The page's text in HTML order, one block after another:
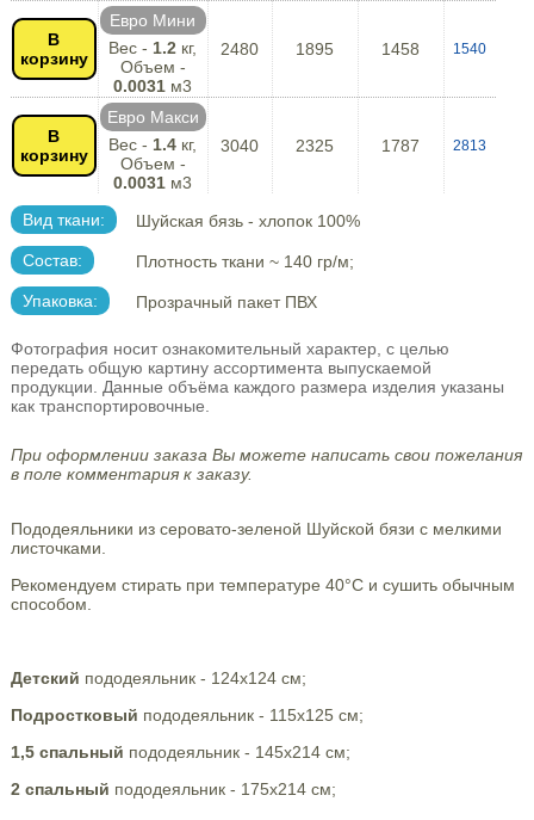
В
корзину
Евро Мини
Вес - 1.2 кг,
Объем -
0.0031 м3
2480 1895 1458 1540
В
корзину
Евро Макси
Вес - 1.4 кг,
Объем -
0.0031 м3
3040 2325 1787 2813
Вид ткани: Шуйская бязь - хлопок 100%
Состав: Плотность ткани ~ 140 гр/м;
Упаковка: Прозрачный пакет ПВХ
Фотография носит ознакомительный характер, с целью
передать общую картину ассортимента выпускаемой
продукции. Данные объёма каждого размера изделия указаны
как транспортировочные.
При оформлении заказа Вы можете написать свои пожелания
в поле комментария к заказу.
Пододеяльники из серовато-зеленой Шуйской бязи с мелкими
листочками.
Рекомендуем стирать при температуре 40°С и сушить обычным
способом.
Детский пододеяльник - 124х124 см;
Подростковый пододеяльник - 115х125 см;
1,5 спальный пододеяльник - 145х214 см;
2 спальный пододеяльник - 175х214 см;